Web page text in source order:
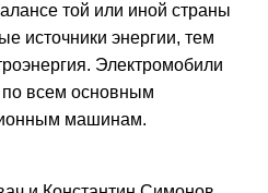
той или иной страны
источники энергии, тем
Электромобили
по всем основным
машинам.